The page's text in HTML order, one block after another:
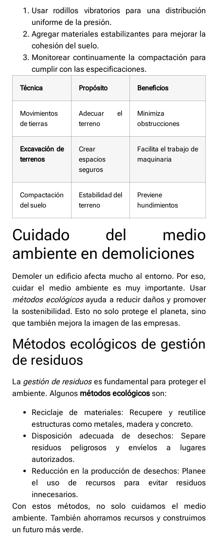
Usar rodillos vibratorios para una distribución
uniforme de la presión.
Agregar materiales estabilizantes para mejorar la
cohesión del suelo.
Monitorear continuamente la compactación para
cumplir con las especificaciones.
Técnica Propósito Beneficios
Movimientos
de tierras
Adecuar el
terreno
Minimiza
obstrucciones
Excavación de
terrenos
Crear
espacios
seguros
Facilita el trabajo de
maquinaria
Compactación
del suelo
Estabilidad del
terreno
Previene
hundimientos
Cuidado del medio
ambiente en demoliciones
Demoler un edificio afecta mucho al entorno. Por eso,
cuidar el medio ambiente es muy importante. Usar
métodos ecológicosayuda a reducir daños y promover
la sostenibilidad. Esto no solo protege el planeta, sino
que también mejora la imagen de las empresas.
Métodos ecológicos de gestión
de residuos
La gestión de residuoses fundamental para proteger el
ambiente. Algunos métodos ecológicos son:
Reciclaje de materiales: Recupere y reutilice
estructuras como metales, madera y concreto.
Disposición adecuada de desechos: Separe
residuos peligrosos y envíelos a lugares
autorizados.
Reducción en la producción de desechos: Planee
el uso de recursos para evitar residuos
innecesarios.
Con estos métodos, no solo cuidamos el medio
ambiente. También ahorramos recursos y construimos
un futuro más verde.